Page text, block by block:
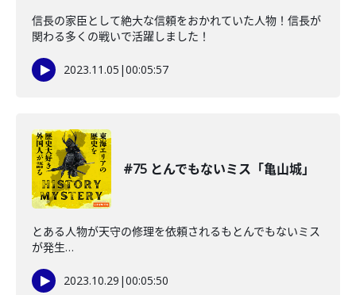
信長の家臣として絶大な信頼をおかれていた人物！信長が
関わる多くの戦いで活躍しました！
2023.11.05 |00:05:57
#75 とんでもないミス「亀山城」
とある人物が天守の修理を依頼されるもとんでもないミス
が発生…
2023.10.29 |00:05:50